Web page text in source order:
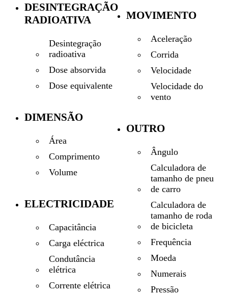
DESINTEGRAÇÃO
RADIOATIVA
Desintegração
radioativa
Dose absorvida
Dose equivalente
DIMENSÃO
Área
Comprimento
Volume
ELECTRICIDADE
Capacitância
Carga eléctrica
Condutância
elétrica
Corrente elétrica
MOVIMENTO
Aceleração
Corrida
Velocidade
Velocidade do
vento
OUTRO
Ângulo
Calculadora de
tamanho de pneu
de carro
Calculadora de
tamanho de roda
de bicicleta
Frequência
Moeda
Numerais
Pressão